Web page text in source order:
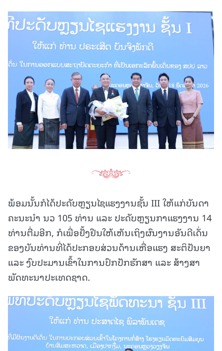
ພ້ອມນັ້ນກໍໄດ້ປະດັບຫຼຽນໄຊແຮງງານຊັ້ນ III ໃຫ້ແກ່ບັນດາ
ຄະນະນໍາ ນວ 105 ທ່ານ ແລະ ປະດັບຫຼຽນກາແຮງງານ 14
ທ່ານຕື່ມອີກ, ກໍເພື່ອຢັ້ງຢືນໃຫ້ເຫັນເຖິງຜົນງານອັນດີເດັ່ນ
ຂອງບັນທ່ານທີ່ໄດ້ປະກອບສ່ວນດ້ານເຫື່ອແຮງ ສະຕິປັນຍາ
ແລະ ງົບປະມານເຂົ້າໃນການປົກປັກຮັກສາ ແລະ ສ້າງສາ
ພັດທະນາປະເທດຊາດ.